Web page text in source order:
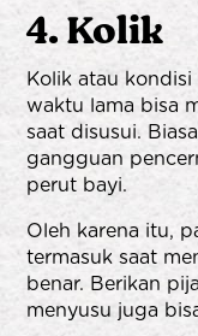
4. Kolik
Kolik atau
waktu lama bisa
saat disusui.
gangguan
perut bayi.
Oleh karena itu,
termasuk saat
benar. Berikan
menyusu juga